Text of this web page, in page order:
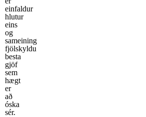
einfaldur
hlutur
eins
og
sameining
fjölskyldu
besta
gjöf
sem
hægt
er
að
óska
sér.